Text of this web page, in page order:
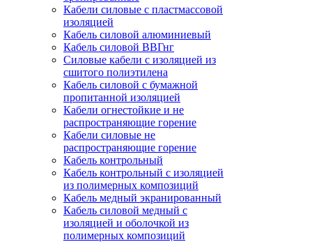
Кабели силовые с пластмассовой
изоляцией
Кабель силовой алюминиевый
Кабель силовой ВВГнг
Силовые кабели с изоляцией из
сшитого полиэтилена
Кабель силовой с бумажной
пропитанной изоляцией
Кабели огнестойкие и не
распространяющие горение
Кабели силовые не
распространяющие горение
Кабель контрольный
Кабель контрольный с изоляцией
из полимерных композиций
Кабель медный экранированный
Кабель силовой медный с
изоляцией и оболочкой из
полимерных композиций